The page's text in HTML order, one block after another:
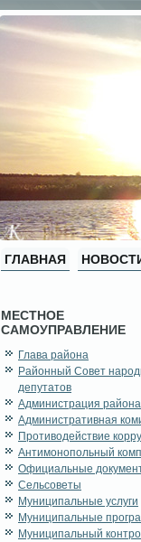
ГЛАВНАЯ
МЕСТНОЕ
САМОУПРАВЛЕНИЕ
Глава района
Районный Совет
депутатов
Администрация района
Административная
Противодействие
Антимонопольный
Официальные
Сельсоветы
Муниципальные услуги
Муниципальные
Муниципальный